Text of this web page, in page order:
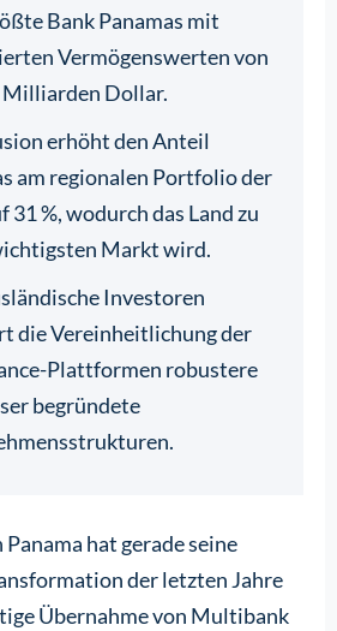
Bank Panamas mit
Vermögenswerten von
Milliarden Dollar.
erhöht den Anteil
am regionalen Portfolio der
31 %, wodurch das Land zu
Markt wird.
Investoren
die Vereinheitlichung der
Plattformen robustere
begründete
hat gerade seine
der letzten Jahre
Übernahme von Multibank